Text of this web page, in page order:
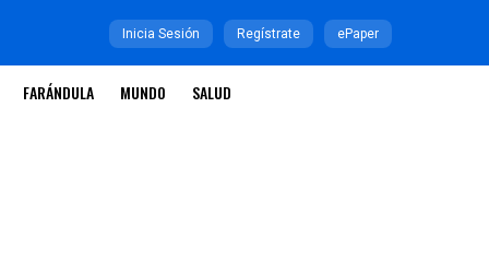
Inicia Sesión Regístrate ePaper
FARÁNDULA MUNDO SALUD